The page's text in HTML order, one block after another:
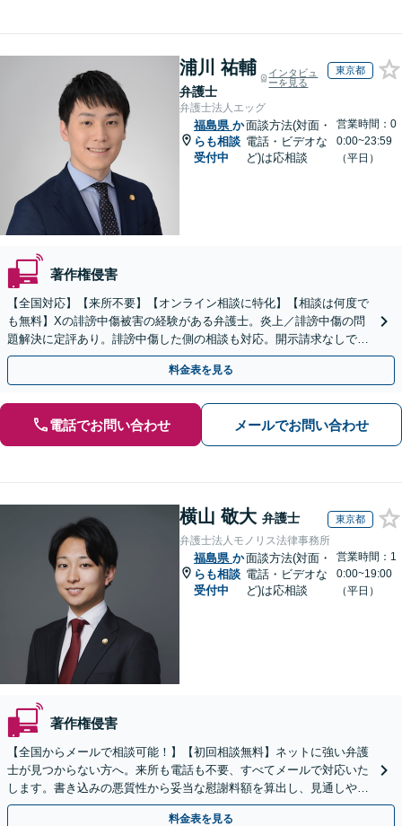
浦川 祐輔
弁護士
インタビュ
ーを見る
東京都
弁護士法人エッグ
福島県 か
らも相談
受付中
面談方法(対面・
電話・ビデオな
ど)は応相談
営業時間：0
0:00~23:59
（平日）
著作権侵害
【全国対応】【来所不要】【オンライン相談に特化】【相談は何度で
も無料】Xの誹謗中傷被害の経験がある弁護士。炎上／誹謗中傷の問
題解決に定評あり。誹謗中傷した側の相談も対応。開示請求なしで本
人の特定ができる場合もあり。
料金表を見る
電話でお問い合わせ メールでお問い合わせ
横山 敬大 弁護士 東京都
弁護士法人モノリス法律事務所
福島県 か
らも相談
受付中
面談方法(対面・
電話・ビデオな
ど)は応相談
営業時間：1
0:00~19:00
（平日）
著作権侵害
【全国からメールで相談可能！】【初回相談無料】ネットに強い弁護
士が見つからない方へ。来所も電話も不要、すべてメールで対応いた
します。書き込みの悪質性から妥当な慰謝料額を算出し、見通しや費
用面のリスクも包み隠さずお伝えしサポートします。
料金表を見る